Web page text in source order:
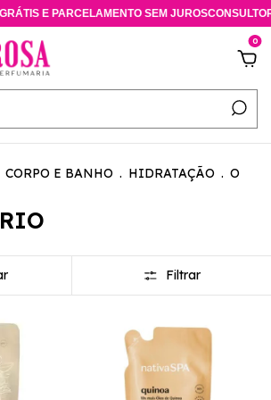
SEM JUROSCONSULTORA ESPECIALISTA
0
CORPO E BANHO . HIDRATAÇÃO . O
Filtrar